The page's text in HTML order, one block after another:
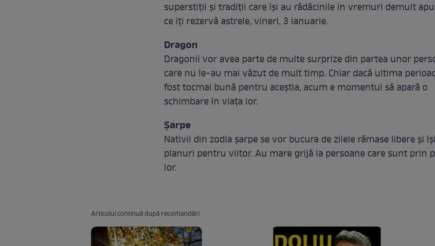
superstiții şi tradiţii care îşi au rădăcinile în vremuri demult
ce îți rezervă astrele, vineri, 3 ianuarie.
Dragon
Dragonii vor avea parte de multe surprize din partea unor
care nu le-au mai văzut de mult timp. Chiar dacă ultima
fost tocmai bună pentru aceștia, acum e momentul să apară o
schimbare în viața lor.
Șarpe
Nativii din zodia șarpe se vor bucura de zilele rămase libere și
planuri pentru viitor. Au mare grijă la persoane care sunt prin
lor.
Articolul continuă după recomandări